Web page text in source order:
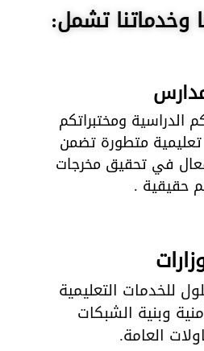
وخدماتنا تشمل:
الدراسية ومختبراتكم
متطورة تضمن
في تحقيق مخرجات
حقيقية .
للخدمات التعليمية
وبنية الشبكات
العامة.